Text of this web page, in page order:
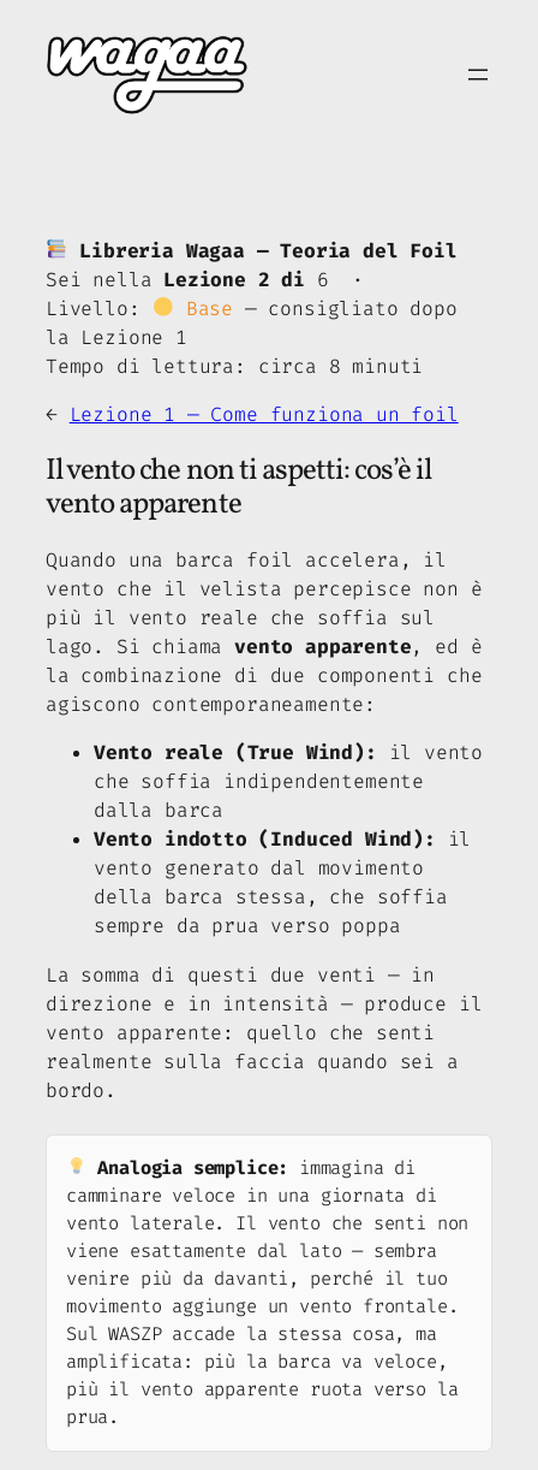
contenuto
Libreria Wagaa — Teoria del Foil
Sei nella Lezione 2 di 6 ·
Livello:
Base — consigliato dopo
la Lezione 1
Tempo di lettura: circa 8 minuti
← Lezione 1 — Come funziona un foil
Il vento che non ti aspetti: cos’è il
vento apparente
Quando una barca foil accelera, il
vento che il velista percepisce non è
più il vento reale che soffia sul
lago. Si chiamavento apparente, ed è
la combinazione di due componenti che
agiscono contemporaneamente:
Vento reale (True Wind):
il vento
che soffia indipendentemente
dalla barca
Vento indotto (Induced Wind):
il
vento generato dal movimento
della barca stessa, che soffia
sempre da prua verso poppa
La somma di questi due venti — in
direzione e in intensità — produce il
vento apparente: quello che senti
realmente sulla faccia quando sei a
bordo.
Analogia semplice:
immagina di
camminare veloce in una giornata di
vento laterale. Il vento che senti non
viene esattamente dal lato — sembra
venire più da davanti, perché il tuo
movimento aggiunge un vento frontale.
Sul WASZP accade la stessa cosa, ma
amplificata: più la barca va veloce,
più il vento apparente ruota verso la
prua.